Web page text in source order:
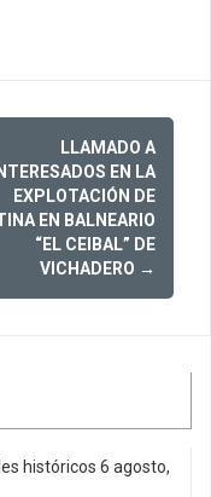
LLAMADO A
INTERESADOS EN LA
EXPLOTACIÓN DE
EN BALNEARIO
“EL CEIBAL” DE
VICHADERO →
históricos 6 agosto,